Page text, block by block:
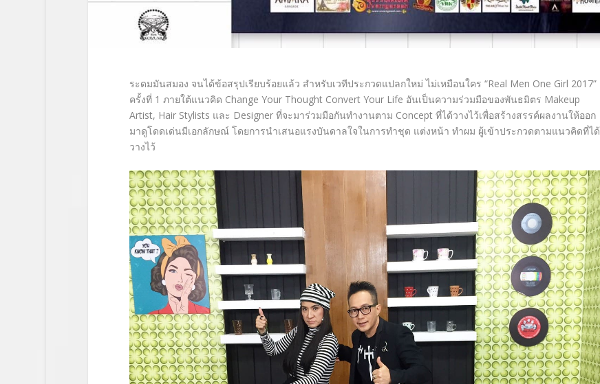
ระดมมันสมอง จนได้ข้อสรุปเรียบร้อยแล้ว สำหรับเวทีประกวดแปลกใหม่ ไม่เหมือนใคร “Real Men One Girl 2017”
ครั้งที่ 1 ภายใต้แนวคิด Change Your Thought Convert Your Life อันเป็นความร่วมมือของพันธมิตร Makeup
Artist, Hair Stylists และ Designer ที่จะมาร่วมมือกันทำงานตาม Concept ที่ได้วางไว้เพื่อสร้างสรรค์ผลงานให้ออก
มาดูโดดเด่นมีเอกลักษณ์ โดยการนำเสนอแรงบันดาลใจในการทำชุด แต่งหน้า ทำผม ผู้เข้าประกวดตามแนวคิดที่ได้
วางไว้